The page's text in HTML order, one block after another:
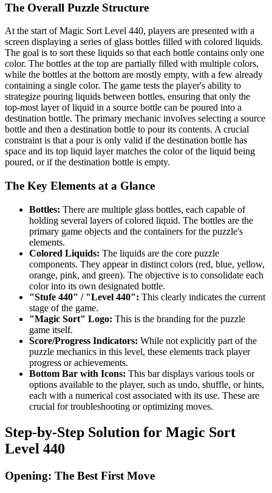
The Overall Puzzle Structure
At the start of Magic Sort Level 440, players are presented with a
screen displaying a series of glass bottles filled with colored liquids.
The goal is to sort these liquids so that each bottle contains only one
color. The bottles at the top are partially filled with multiple colors,
while the bottles at the bottom are mostly empty, with a few already
containing a single color. The game tests the player's ability to
strategize pouring liquids between bottles, ensuring that only the
top-most layer of liquid in a source bottle can be poured into a
destination bottle. The primary mechanic involves selecting a source
bottle and then a destination bottle to pour its contents. A crucial
constraint is that a pour is only valid if the destination bottle has
space and its top liquid layer matches the color of the liquid being
poured, or if the destination bottle is empty.
The Key Elements at a Glance
Bottles: There are multiple glass bottles, each capable of
holding several layers of colored liquid. The bottles are the
primary game objects and the containers for the puzzle's
elements.
Colored Liquids: The liquids are the core puzzle
components. They appear in distinct colors (red, blue, yellow,
orange, pink, and green). The objective is to consolidate each
color into its own designated bottle.
"Stufe 440" / "Level 440": This clearly indicates the current
stage of the game.
"Magic Sort" Logo: This is the branding for the puzzle
game itself.
Score/Progress Indicators: While not explicitly part of the
puzzle mechanics in this level, these elements track player
progress or achievements.
Bottom Bar with Icons: This bar displays various tools or
options available to the player, such as undo, shuffle, or hints,
each with a numerical cost associated with its use. These are
crucial for troubleshooting or optimizing moves.
Step-by-Step Solution for Magic Sort
Level 440
Opening: The Best First Move